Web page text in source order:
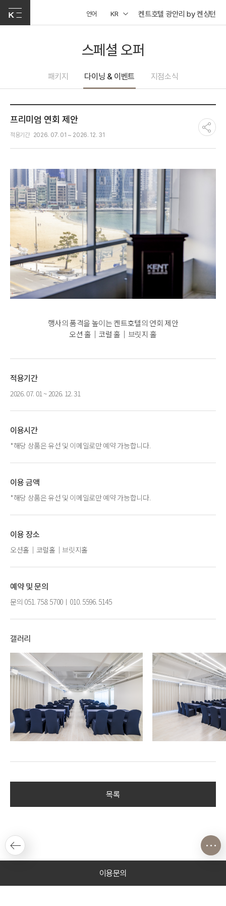
언어 KR 켄트호텔 광안리 by 켄싱턴
스페셜 오퍼
패키지 다이닝 & 이벤트 지점소식
프리미엄 연회 제안
적용기간 2026. 07. 01 ~ 2026. 12. 31
행사의 품격을 높이는 켄트호텔의 연회 제안
오션 홀｜코럴 홀｜브릿지 홀
적용기간
2026. 07. 01 ~ 2026. 12. 31
이용시간
*해당 상품은 유선 및 이메일로만 예약 가능합니다.
이용 금액
*해당 상품은 유선 및 이메일로만 예약 가능합니다.
이용 장소
오션홀｜코럴홀｜브릿지홀
예약 및 문의
문의 051. 758. 5700ㅣ010. 5596. 5145
갤러리
목록
이용문의